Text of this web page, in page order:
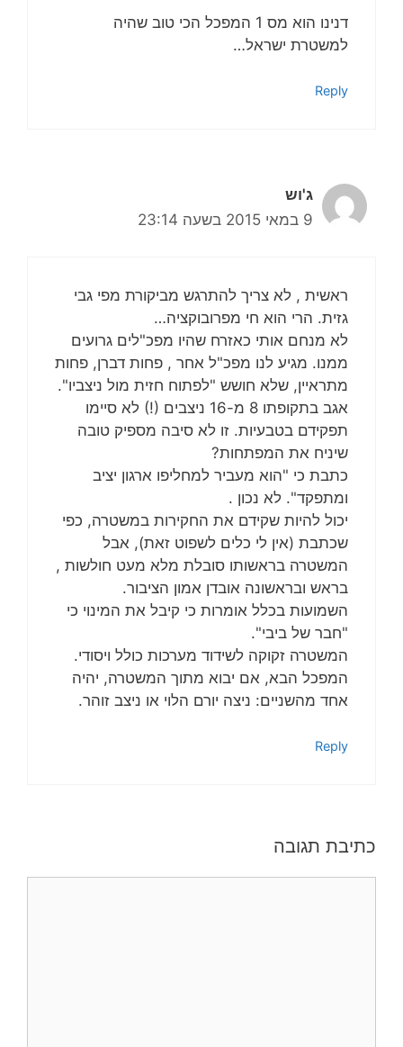
דנינו הוא מס 1 המפכל הכי טוב שהיה
למשטרת ישראל…
Reply
ג'וש
9 במאי 2015 בשעה 23:14
ראשית , לא צריך להתרגש מביקורת מפי גבי
גזית. הרי הוא חי מפרובוקציה…
לא מנחם אותי כאזרח שהיו מפכ"לים גרועים
ממנו. מגיע לנו מפכ"ל אחר , פחות דברן, פחות
מתראיין, שלא חושש "לפתוח חזית מול ניצביו".
אגב בתקופתו 8 מ-16 ניצבים (!) לא סיימו
תפקידם בטבעיות. זו לא סיבה מספיק טובה
שיניח את המפתחות?
כתבת כי "הוא מעביר למחליפו ארגון יציב
ומתפקד". לא נכון .
יכול להיות שקידם את החקירות במשטרה, כפי
שכתבת (אין לי כלים לשפוט זאת), אבל
המשטרה בראשותו סובלת מלא מעט חולשות ,
בראש ובראשונה אובדן אמון הציבור.
השמועות בכלל אומרות כי קיבל את המינוי כי
"חבר של ביבי".
המשטרה זקוקה לשידוד מערכות כולל ויסודי.
המפכל הבא, אם יבוא מתוך המשטרה, יהיה
אחד מהשניים: ניצה יורם הלוי או ניצב זוהר.
Reply
כתיבת תגובה